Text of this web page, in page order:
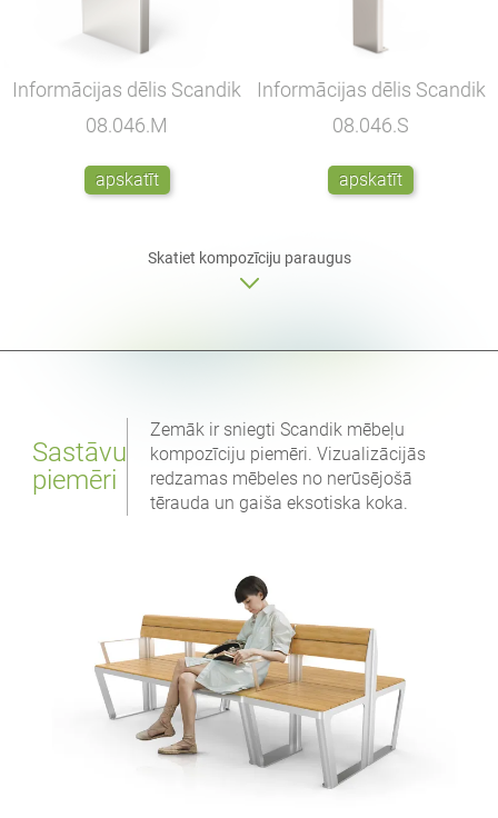
Informācijas dēlis Scandik
08.046.M
apskatīt
Informācijas dēlis Scandik
08.046.S
apskatīt
Skatiet kompozīciju paraugus
Sastāvu
piemēri
Zemāk ir sniegti Scandik mēbeļu
kompozīciju piemēri. Vizualizācijās
redzamas mēbeles no nerūsējošā
tērauda un gaiša eksotiska koka.